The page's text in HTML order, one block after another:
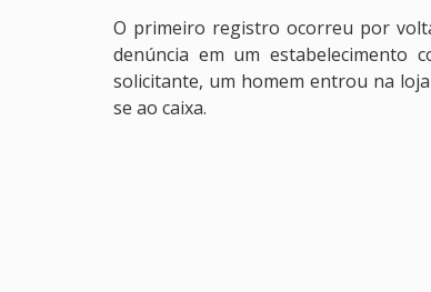
O primeiro registro ocorreu por
denúncia em um estabelecimento
solicitante, um homem entrou na
se ao caixa.